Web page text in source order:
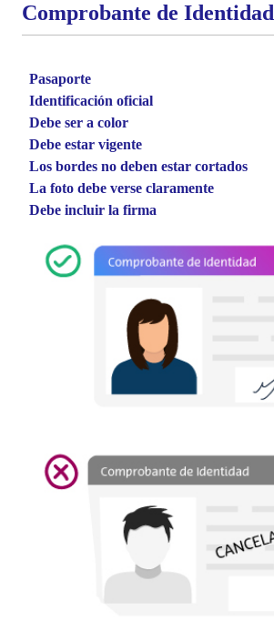
Comprobante de Identidad
Pasaporte
Identificación oficial
Debe ser a color
Debe estar vigente
Los bordes no deben estar cortados
La foto debe verse claramente
Debe incluir la firma